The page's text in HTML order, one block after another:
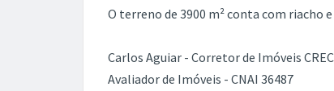
O terreno de 3900 m² conta com riacho
Carlos Aguiar - Corretor de Imóveis
Avaliador de Imóveis - CNAI 36487